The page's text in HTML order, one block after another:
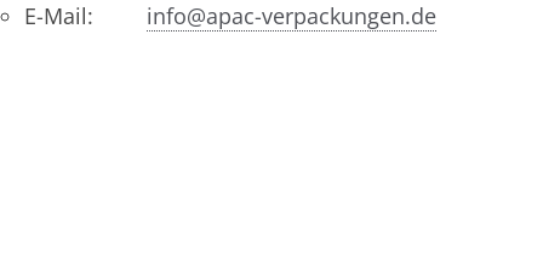
E-Mail:
info@apac-verpackungen.de